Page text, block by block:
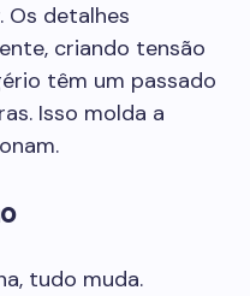
Os detalhes
criando tensão
têm um passado
Isso molda a
tudo muda.